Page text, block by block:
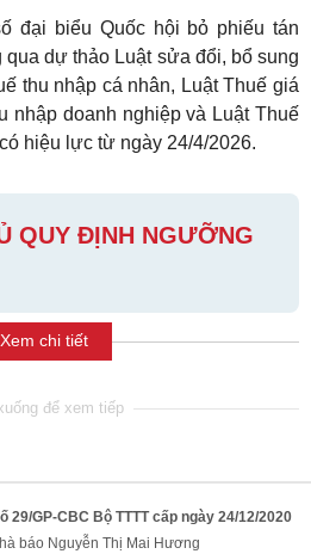
đại biểu Quốc hội bỏ phiếu tán
qua dự thảo Luật sửa đổi, bổ sung
thu nhập cá nhân, Luật Thuế giá
nhập doanh nghiệp và Luật Thuế
hiệu lực từ ngày 24/4/2026.
QUY ĐỊNH NGƯỠNG
Xem chi tiết
29/GP-CBC Bộ TTTT cấp ngày 24/12/2020
báo Nguyễn Thị Mai Hương